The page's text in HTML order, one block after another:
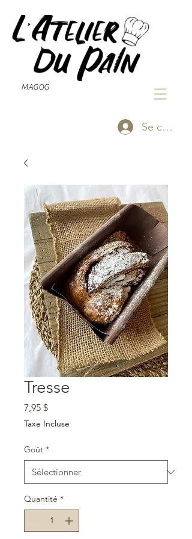
MAGOG
Se
Tresse
7,95 $Prix
Taxe Incluse
Goût *
Quantité *